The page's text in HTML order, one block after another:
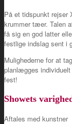
På et tidspunkt rejser
krummer tæer. Talen
få sig en god latter
festlige indslag sent i
Mulighederne for at
planlægges individuelt
fest!
Showets
Aftales med kunstner